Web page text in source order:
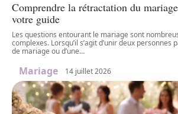
Comprendre la rétractation du
votre guide
Les questions entourant le mariage sont
complexes. Lorsqu’il s’agit d’unir deux personnes
de mariage ou d’une…
Mariage 14 juillet 2026